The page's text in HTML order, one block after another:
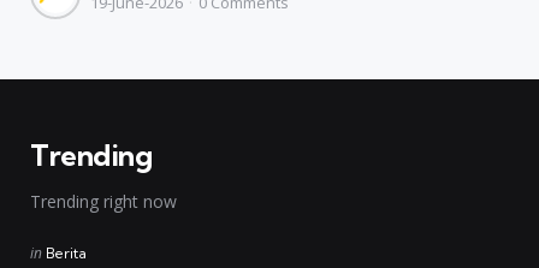
Trending
Trending right now
Posted
in Berita